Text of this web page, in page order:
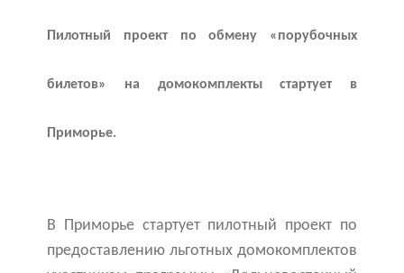
Пилотный проект по обмену «порубочных
билетов» на домокомплекты стартует в
Приморье.
В Приморье стартует пилотный проект по
предоставлению льготных домокомплектов